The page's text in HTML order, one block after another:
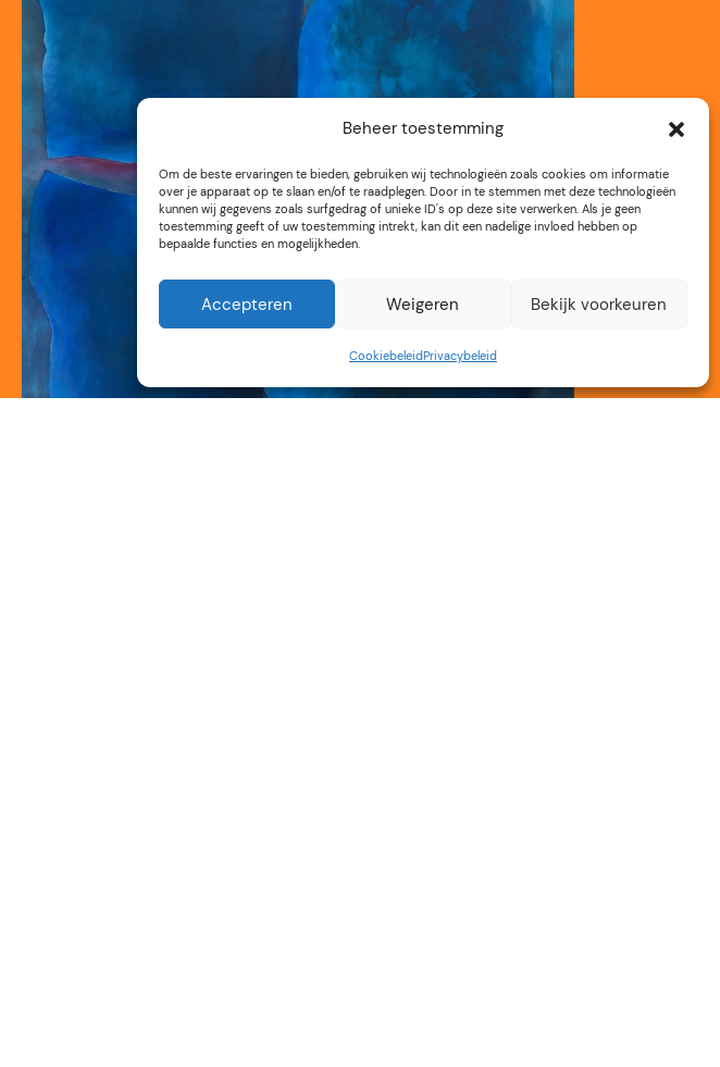
Beheer toestemming
Om de beste ervaringen te bieden, gebruiken wij technologieën zoals cookies om informatie
over je apparaat op te slaan en/of te raadplegen. Door in te stemmen met deze technologieën
kunnen wij gegevens zoals surfgedrag of unieke ID's op deze site verwerken. Als je geen
toestemming geeft of uw toestemming intrekt, kan dit een nadelige invloed hebben op
bepaalde functies en mogelijkheden.
Accepteren Weigeren Bekijk voorkeuren
CookiebeleidPrivacybeleid